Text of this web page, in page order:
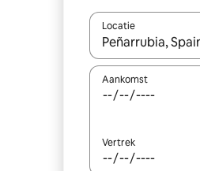
Locatie
Wanneer er
Aankomst
Vertrek